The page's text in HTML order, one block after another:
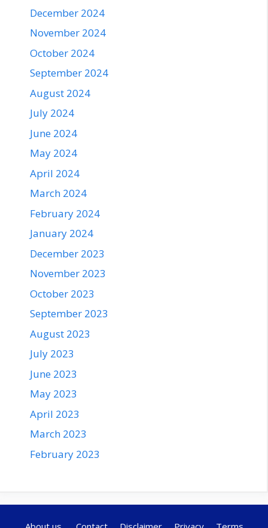
December 2024
November 2024
October 2024
September 2024
August 2024
July 2024
June 2024
May 2024
April 2024
March 2024
February 2024
January 2024
December 2023
November 2023
October 2023
September 2023
August 2023
July 2023
June 2023
May 2023
April 2023
March 2023
February 2023